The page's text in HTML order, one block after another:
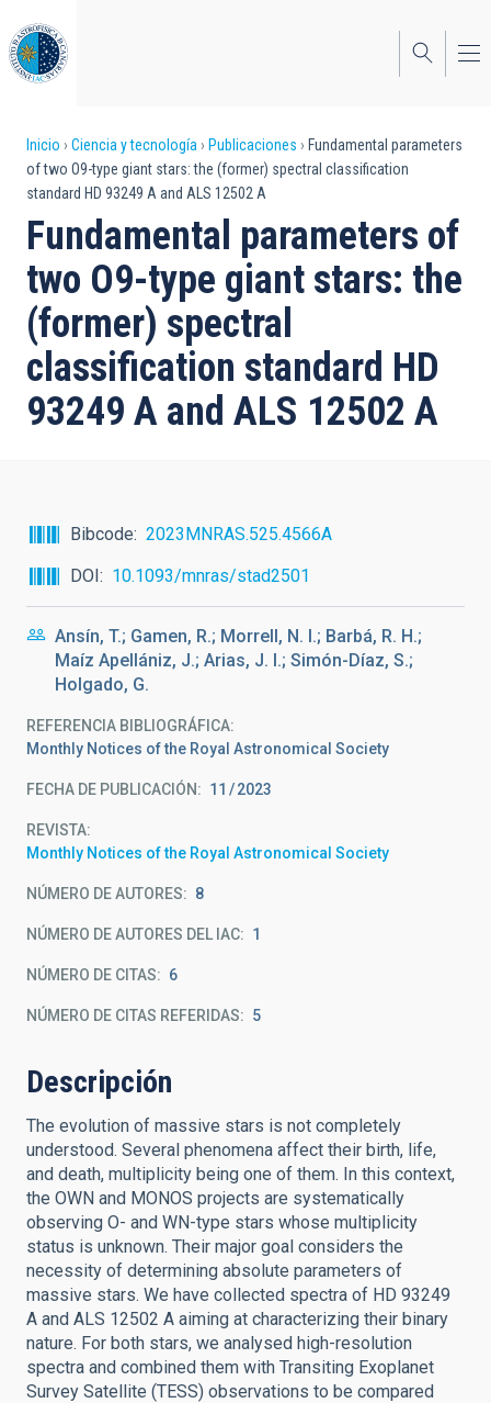
al
contenido
principal
Sobrescribir
enlaces
de
ayuda
a
la
navegación
Inicio Ciencia y tecnología Publicaciones
Fundamental parameters
of two O9-type giant stars: the (former) spectral classification
standard HD 93249 A and ALS 12502 A
Fundamental parameters of
two O9-type giant stars: the
(former) spectral
classification standard HD
93249 A and ALS 12502 A
Bibcode
2023MNRAS.525.4566A
DOI
10.1093/mnras/stad2501
Ansín, T.; Gamen, R.; Morrell, N. I.; Barbá, R. H.;
Maíz Apellániz, J.; Arias, J. I.; Simón-Díaz, S.;
Holgado, G.
REFERENCIA BIBLIOGRÁFICA
Monthly Notices of the Royal Astronomical Society
FECHA DE PUBLICACIÓN: 11 2023
REVISTA
Monthly Notices of the Royal Astronomical Society
NÚMERO DE AUTORES 8
NÚMERO DE AUTORES DEL IAC 1
NÚMERO DE CITAS 6
NÚMERO DE CITAS REFERIDAS 5
Descripción
The evolution of massive stars is not completely
understood. Several phenomena affect their birth, life,
and death, multiplicity being one of them. In this context,
the OWN and MONOS projects are systematically
observing O- and WN-type stars whose multiplicity
status is unknown. Their major goal considers the
necessity of determining absolute parameters of
massive stars. We have collected spectra of HD 93249
A and ALS 12502 A aiming at characterizing their binary
nature. For both stars, we analysed high-resolution
spectra and combined them with Transiting Exoplanet
Survey Satellite (TESS) observations to be compared